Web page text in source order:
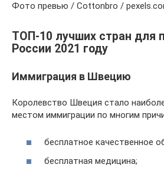
Фото превью / Cottonbro /
ТОП-10 лучших стран для
России 2021 году
Иммиграция в Швецию
Королевство Швеция стало
местом иммиграции по многим
бесплатное качественное
бесплатная медицина;